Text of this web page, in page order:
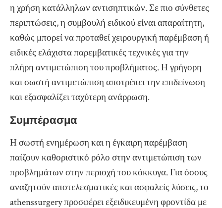
η χρήση κατάλληλων αντισηπτικών. Σε πιο σύνθετες
περιπτώσεις, η συμβουλή ειδικού είναι απαραίτητη,
καθώς μπορεί να προταθεί χειρουργική παρέμβαση ή
ειδικές ελάχιστα παρεμβατικές τεχνικές για την
πλήρη αντιμετώπιση του προβλήματος. Η γρήγορη
και σωστή αντιμετώπιση αποτρέπει την επιδείνωση
και εξασφαλίζει ταχύτερη ανάρρωση.
Συμπέρασμα
Η σωστή ενημέρωση και η έγκαιρη παρέμβαση
παίζουν καθοριστικό ρόλο στην αντιμετώπιση των
προβλημάτων στην περιοχή του κόκκυγα. Για όσους
αναζητούν αποτελεσματικές και ασφαλείς λύσεις, το
athenssurgery προσφέρει εξειδικευμένη φροντίδα με